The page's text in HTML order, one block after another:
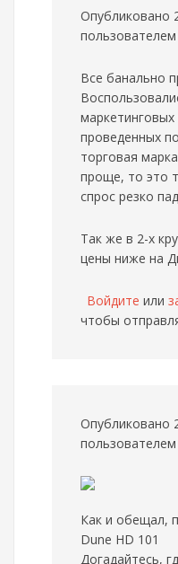
Опубликовано
пользователем
Все банально
проведенных
торговая
проще, то это
спрос резко
Так же в 2-х
цены ниже на
Войдите или
чтобы
Опубликовано
пользователем
Как и обещал,
Dune HD 101
Догадайтесь,